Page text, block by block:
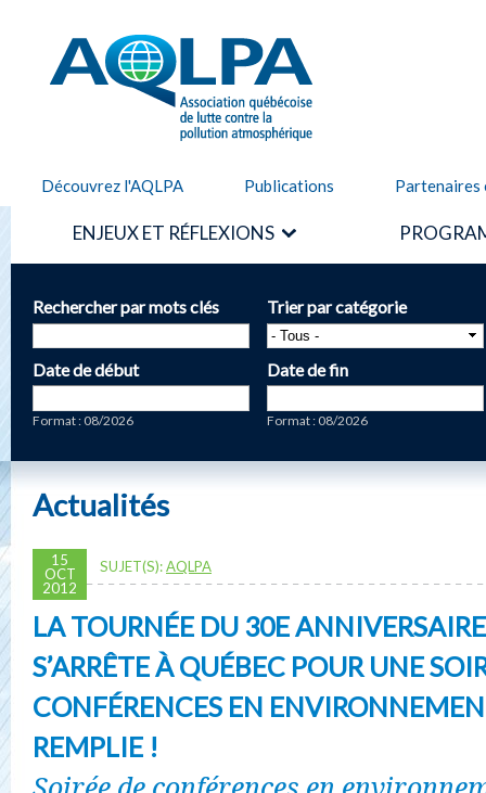
AQLPA
Découvrez l'AQLPA Publications Partenaires
ENJEUX ET RÉFLEXIONS
Rechercher par mots clés Trier par catégorie
Date de début
Format : 08/2026
Date de fin
Format : 08/2026
Actualités
15
OCT
2012
SUJET(S):AQLPA
LA TOURNÉE DU 30E ANNIVERSAIRE
S’ARRÊTE À QUÉBEC POUR UNE
CONFÉRENCES EN
REMPLIE !